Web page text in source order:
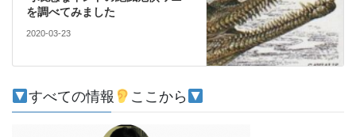
を調べてみました
2020-03-23
すべての情報 ここから